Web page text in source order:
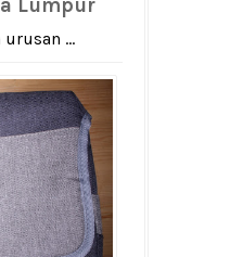
Lumpur
...